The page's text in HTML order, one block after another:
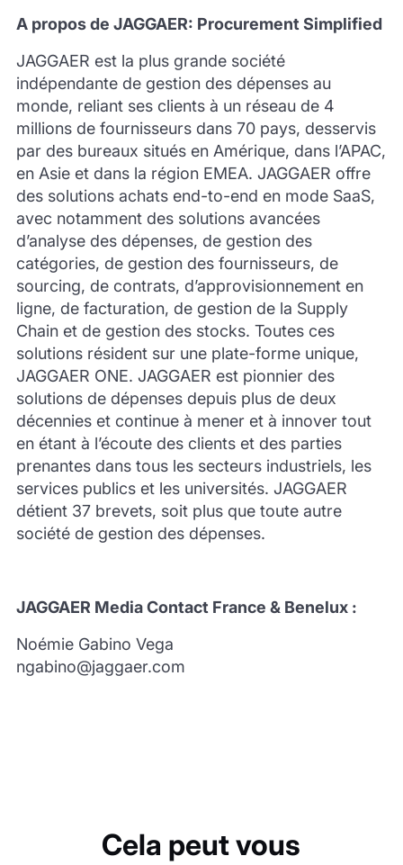
A propos de JAGGAER: Procurement Simplified
JAGGAER est la plus grande société
indépendante de gestion des dépenses au
monde, reliant ses clients à un réseau de 4
millions de fournisseurs dans 70 pays, desservis
par des bureaux situés en Amérique, dans l’APAC,
en Asie et dans la région EMEA. JAGGAER offre
des solutions achats end-to-end en mode SaaS,
avec notamment des solutions avancées
d’analyse des dépenses, de gestion des
catégories, de gestion des fournisseurs, de
sourcing, de contrats, d’approvisionnement en
ligne, de facturation, de gestion de la Supply
Chain et de gestion des stocks. Toutes ces
solutions résident sur une plate-forme unique,
JAGGAER ONE. JAGGAER est pionnier des
solutions de dépenses depuis plus de deux
décennies et continue à mener et à innover tout
en étant à l’écoute des clients et des parties
prenantes dans tous les secteurs industriels, les
services publics et les universités. JAGGAER
détient 37 brevets, soit plus que toute autre
société de gestion des dépenses.
JAGGAER Media Contact France & Benelux :
Noémie Gabino Vega
ngabino@jaggaer.com
Cela peut vous